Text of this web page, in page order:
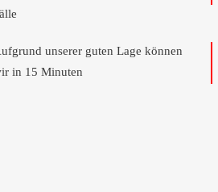
unserer guten Lage können
in 15 Minuten